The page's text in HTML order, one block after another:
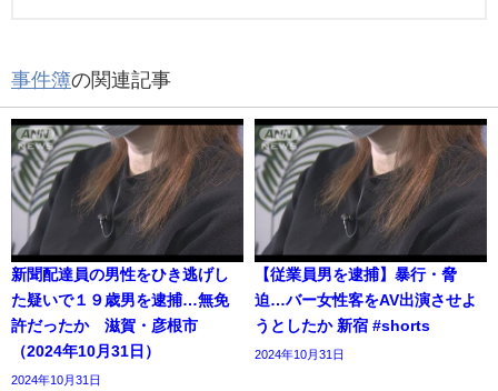
事件簿の関連記事
新聞配達員の男性をひき逃げし
た疑いで１９歳男を逮捕…無免
許だったか 滋賀・彦根市
（2024年10月31日）
2024年10月31日
【従業員男を逮捕】暴行・脅
迫…バー女性客をAV出演させよ
うとしたか 新宿 #shorts
2024年10月31日